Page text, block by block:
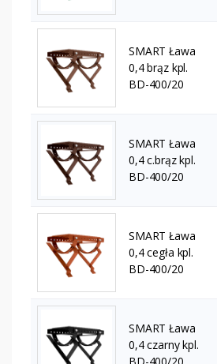
SMART Ława
0,4 brąz kpl.
BD-400/20
SMART Ława
0,4 c.brąz kpl.
BD-400/20
SMART Ława
0,4 cegła kpl.
BD-400/20
SMART Ława
0,4 czarny kpl.